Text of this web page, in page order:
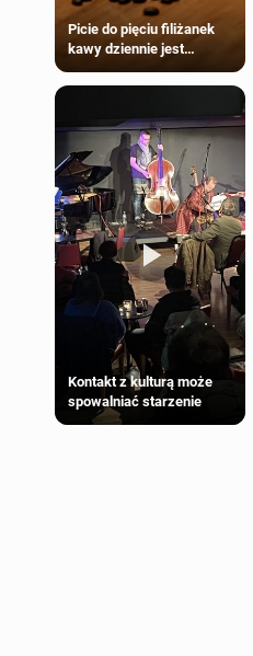
Picie do pięciu filiżanek
kawy dziennie jest
większości dorosłych
Kontakt z kulturą może
spowalniać starzenie